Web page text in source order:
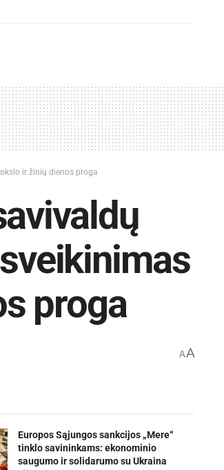
ir žinių dienos proga
proga
AA
Europos Sąjungos sankcijos „Mere“
tinklo savininkams: ekonominio
saugumo ir solidarumo su Ukraina